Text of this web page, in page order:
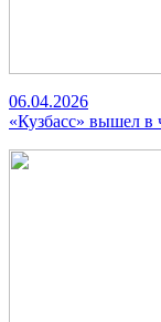
06.04.2026
«Кузбасс» вышел в